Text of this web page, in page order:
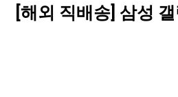
[해외 직배송] 삼성